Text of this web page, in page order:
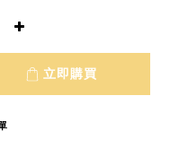
立即購買